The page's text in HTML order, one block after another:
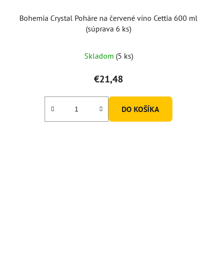
Bohemia Crystal Poháre na červené víno Cettia 600 ml
(súprava 6 ks)
Skladom (5 ks)
€21,48
DO KOŠÍKA